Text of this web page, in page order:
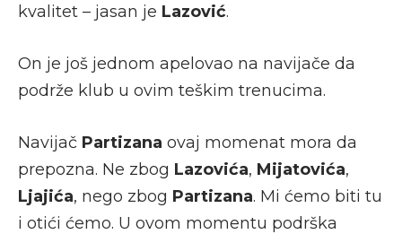
kvalitet – jasan je Lazović.
On je još jednom apelovao na navijače da
podrže klub u ovim teškim trenucima.
Navijač Partizana ovaj momenat mora da
prepozna. Ne zbog Lazovića, Mijatovića,
Ljajića, nego zbog Partizana. Mi ćemo biti tu
i otići ćemo. U ovom momentu podrška